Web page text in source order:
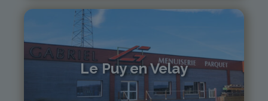
Le Puy en Velay